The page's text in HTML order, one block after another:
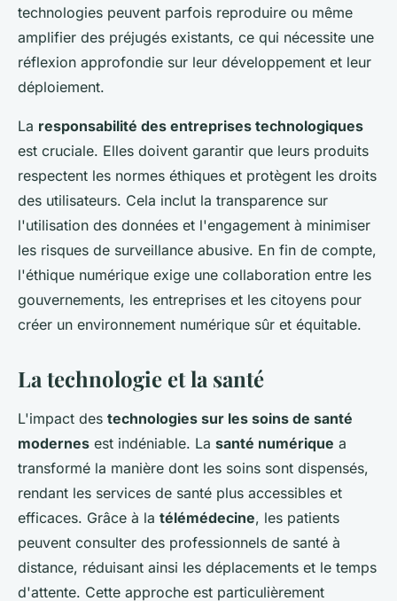
technologies peuvent parfois reproduire ou même
amplifier des préjugés existants, ce qui nécessite une
réflexion approfondie sur leur développement et leur
déploiement.
La responsabilité des entreprises technologiques
est cruciale. Elles doivent garantir que leurs produits
respectent les normes éthiques et protègent les droits
des utilisateurs. Cela inclut la transparence sur
l'utilisation des données et l'engagement à minimiser
les risques de surveillance abusive. En fin de compte,
l'éthique numérique exige une collaboration entre les
gouvernements, les entreprises et les citoyens pour
créer un environnement numérique sûr et équitable.
La technologie et la santé
L'impact des technologies sur les soins de santé
modernes est indéniable. La santé numérique a
transformé la manière dont les soins sont dispensés,
rendant les services de santé plus accessibles et
efficaces. Grâce à la télémédecine, les patients
peuvent consulter des professionnels de santé à
distance, réduisant ainsi les déplacements et le temps
d'attente. Cette approche est particulièrement